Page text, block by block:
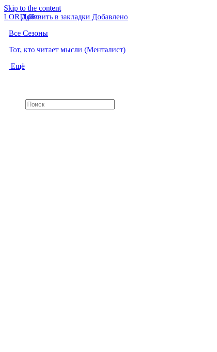
Skip to the content
LORDfilm
Все Сезоны
Тот, кто читает мысли (Менталист)
Ещё
Добавить в закладки Добавлено